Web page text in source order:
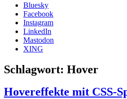
Bluesky
Facebook
Instagram
LinkedIn
Mastodon
XING
Schlagwort: Hover
Hovereffekte mit CSS-